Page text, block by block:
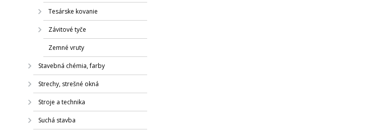
Tesárske kovanie
Závitové tyče
Zemné vruty
Stavebná chémia, farby
Strechy, strešné okná
Stroje a technika
Suchá stavba